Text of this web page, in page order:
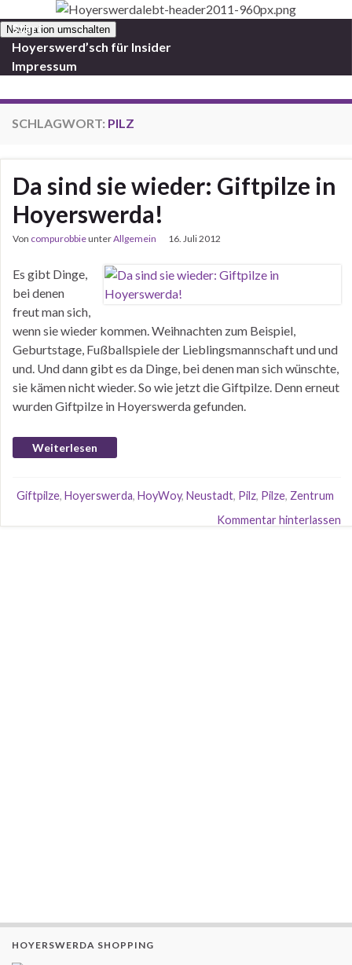
Navigation umschalten
Start
Hoyerswerd’sch für Insider
Impressum
SCHLAGWORT: PILZ
Da sind sie wieder: Giftpilze in
Hoyerswerda!
Von compurobbieunterAllgemein 16. Juli 2012
Es gibt Dinge,
bei denen
freut man sich,
wenn sie wieder kommen. Weihnachten zum Beispiel,
Geburtstage, Fußballspiele der Lieblingsmannschaft und und
und. Und dann gibt es da Dinge, bei denen man sich wünschte,
sie kämen nicht wieder. So wie jetzt die Giftpilze. Denn erneut
wurden Giftpilze in Hoyerswerda gefunden.
Weiterlesen
Giftpilze, Hoyerswerda, HoyWoy, Neustadt, Pilz, Pilze, Zentrum
Kommentar hinterlassen
HOYERSWERDA SHOPPING